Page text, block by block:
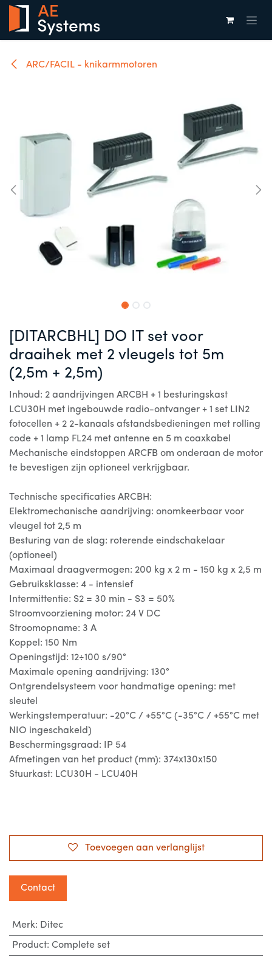
Overslaan naar inhoud
ARC/FACIL - knikarmmotoren
[DITARCBHL] DO IT set voor
draaihek met 2 vleugels tot 5m
(2,5m + 2,5m)
Inhoud: 2 aandrijvingen ARCBH + 1 besturingskast
LCU30H met ingebouwde radio-ontvanger + 1 set LIN2
fotocellen + 2 2-kanaals afstandsbedieningen met rolling
code + 1 lamp FL24 met antenne en 5 m coaxkabel
Mechanische eindstoppen ARCFB om onderaan de motor
te bevestigen zijn optioneel verkrijgbaar.
Technische specificaties ARCBH:
Elektromechanische aandrijving: onomkeerbaar voor
vleugel tot 2,5 m
Besturing van de slag: roterende eindschakelaar
(optioneel)
Maximaal draagvermogen: 200 kg x 2 m - 150 kg x 2,5 m
Gebruiksklasse: 4 - intensief
Intermittentie: S2 = 30 min - S3 = 50%
Stroomvoorziening motor: 24 V DC
Stroomopname: 3 A
Koppel: 150 Nm
Openingstijd: 12÷100 s/90°
Maximale opening aandrijving: 130°
Ontgrendelsysteem voor handmatige opening: met
sleutel
Werkingstemperatuur: -20°C / +55°C (-35°C / +55°C met
NIO ingeschakeld)
Beschermingsgraad: IP 54
Afmetingen van het product (mm): 374x130x150
Stuurkast: LCU30H - LCU40H
Toevoegen aan verlanglijst
Contact
Merk: Ditec
Product: Complete set